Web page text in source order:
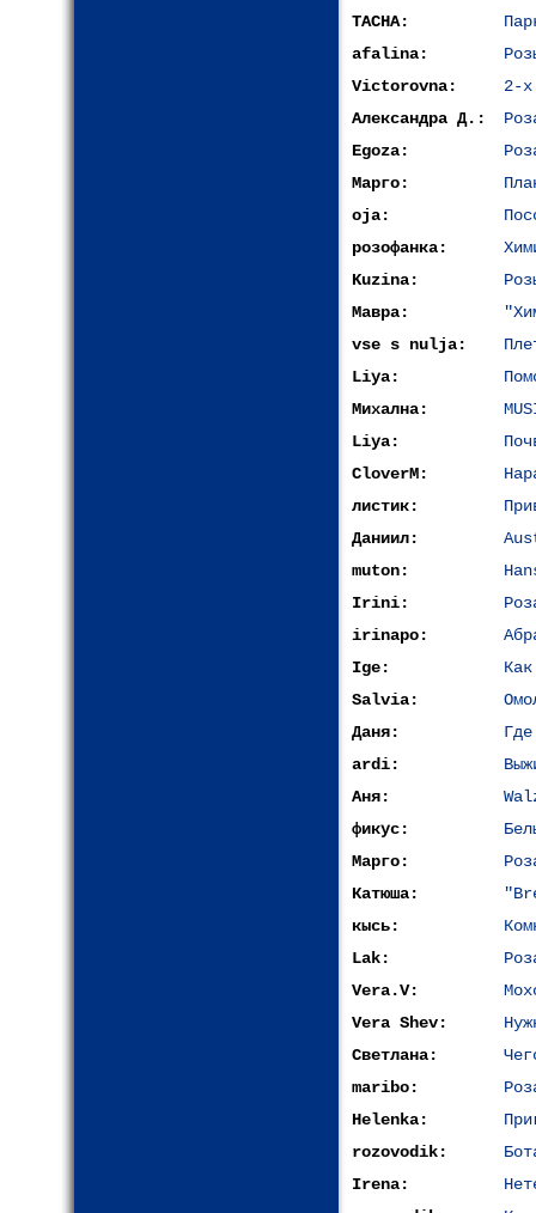
TACHA:
afalina:
Victorovna:
2-х
Александра Д.:
Egoza:
Марго:
oja:
розофанка:
Kuzina:
Мавра:
vse s nulja:
Liya:
Михална:
Liya:
CloverM:
листик:
Даниил:
muton:
Irini:
irinapo:
Ige:
Salvia:
Даня:
ardi:
Аня:
фикус:
Марго:
Катюша:
кысь:
Lak:
Vera.V:
Vera Shev:
Светлана:
maribo:
Helenka:
rozovodik:
Irena: